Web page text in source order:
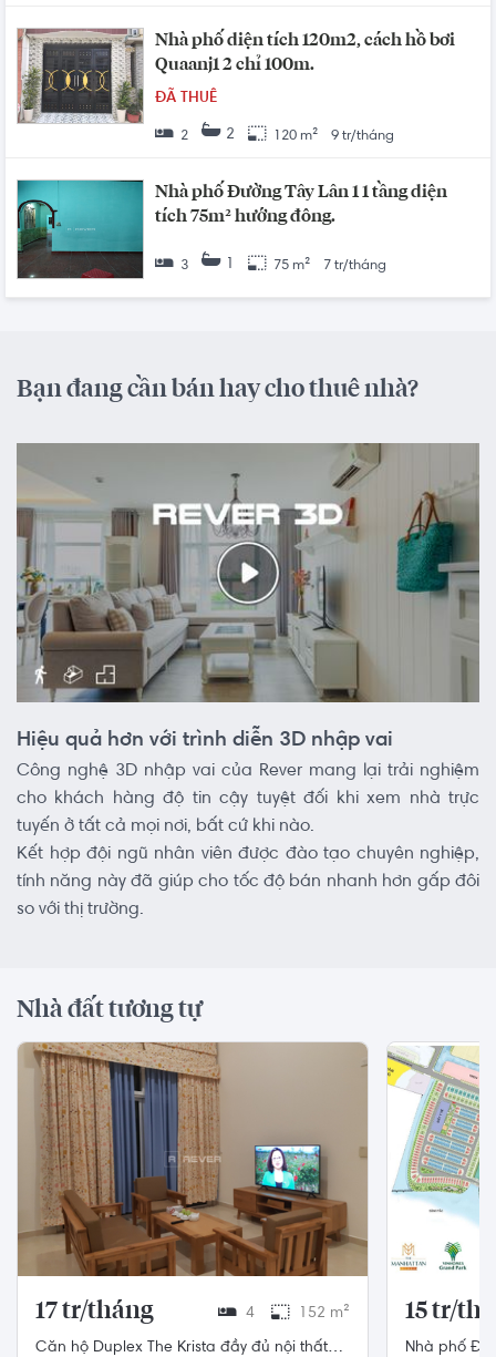
Nhà phố diện tích 120m2, cách hồ bơi
Quaanj1 2 chỉ 100m.
ĐÃ THUÊ
2 2 120 m² 9 tr/tháng
Nhà phố Đường Tây Lân 1 1 tầng diện
tích 75m² hướng đông.
3 1 75 m² 7 tr/tháng
Bạn đang cần bán hay cho thuê nhà?
Hiệu quả hơn với trình diễn 3D nhập vai
Công nghệ 3D nhập vai của Rever mang lại trải nghiệm
cho khách hàng độ tin cậy tuyệt đối khi xem nhà trực
tuyến ở tất cả mọi nơi, bất cứ khi nào.
Kết hợp đội ngũ nhân viên được đào tạo chuyên nghiệp,
tính năng này đã giúp cho tốc độ bán nhanh hơn gấp đôi
so với thị trường.
Nhà đất tương tự
17 tr/tháng 4 152 m²
Căn hộ Duplex The Krista đầy đủ nội thất
15 tr/
Nhà phố